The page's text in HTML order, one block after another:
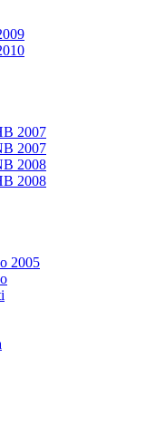
2007
2007
2008
2008
2005